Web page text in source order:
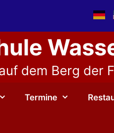
dem Berg der
Termine